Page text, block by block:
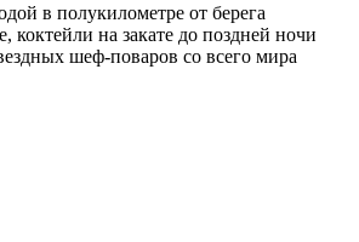
в полукилометре от берега
коктейли на закате до поздней ночи
шеф-поваров со всего мира